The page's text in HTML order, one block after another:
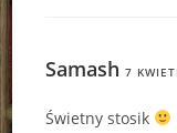
Samash 7
Świetny stosik